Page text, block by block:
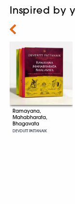
Inspired by
Ramayana,
Mahabharata,
Bhagavata
DEVDUTT PATTANAIK